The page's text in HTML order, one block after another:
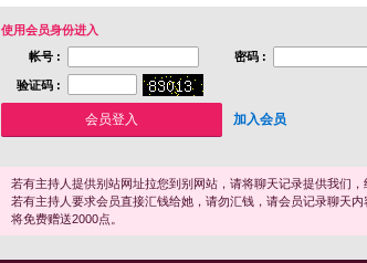
使用会员身份进入
帐号 :
密码 :
验证码 :
加入会员
若有主持人提供别站网址拉您到别网站，请将聊天记录提供我们，
若有主持人要求会员直接汇钱给她，请勿汇钱，请会员记录聊天
将免费赠送2000点。